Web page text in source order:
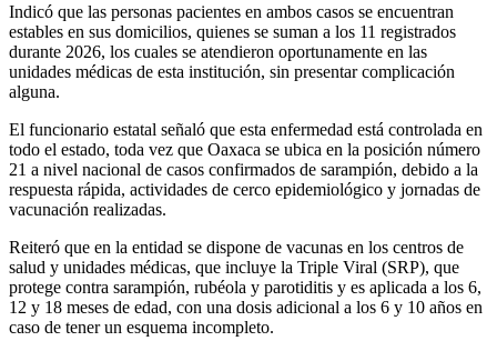
Indicó que las personas pacientes en ambos casos se encuentran
estables en sus domicilios, quienes se suman a los 11 registrados
durante 2026, los cuales se atendieron oportunamente en las
unidades médicas de esta institución, sin presentar complicación
alguna.
El funcionario estatal señaló que esta enfermedad está controlada en
todo el estado, toda vez que Oaxaca se ubica en la posición número
21 a nivel nacional de casos confirmados de sarampión, debido a la
respuesta rápida, actividades de cerco epidemiológico y jornadas de
vacunación realizadas.
Reiteró que en la entidad se dispone de vacunas en los centros de
salud y unidades médicas, que incluye la Triple Viral (SRP), que
protege contra sarampión, rubéola y parotiditis y es aplicada a los 6,
12 y 18 meses de edad, con una dosis adicional a los 6 y 10 años en
caso de tener un esquema incompleto.